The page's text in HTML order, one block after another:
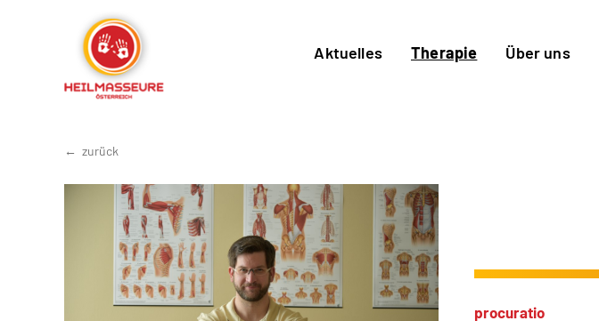
Aktuelles Therapie Über uns
zurück
procuratio